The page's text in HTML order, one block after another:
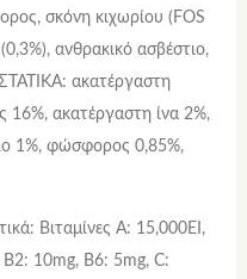
σκόνη κιχωρίου (FOS
ανθρακικό ασβέστιο,
ακατέργαστη
16%, ακατέργαστη ίνα 2%,
1%, φώσφορος 0,85%,
Βιταμίνες Α: 15,000ΕΙ,
10mg, Β6: 5mg, C: